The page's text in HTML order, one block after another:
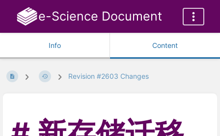
e-Science Document
Info Content
Revision #2603 Changes